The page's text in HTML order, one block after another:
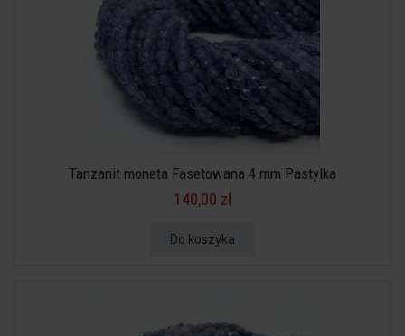
Tanzanit moneta Fasetowana 4 mm Pastylka
140,00 zł
Do koszyka